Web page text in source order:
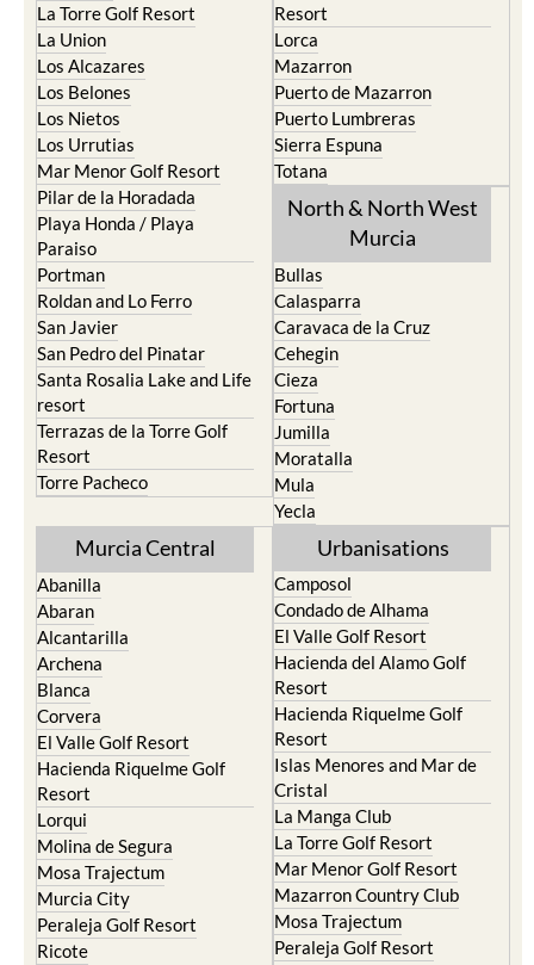
La Torre Golf Resort
La Union
Los Alcazares
Los Belones
Los Nietos
Los Urrutias
Mar Menor Golf Resort
Pilar de la Horadada
Playa Honda / Playa
Paraiso
Portman
Roldan and Lo Ferro
San Javier
San Pedro del Pinatar
Santa Rosalia Lake and Life
resort
Terrazas de la Torre Golf
Resort
Torre Pacheco
Resort
Lorca
Mazarron
Puerto de Mazarron
Puerto Lumbreras
Sierra Espuna
Totana
North & North West
Murcia
Bullas
Calasparra
Caravaca de la Cruz
Cehegin
Cieza
Fortuna
Jumilla
Moratalla
Mula
Yecla
Murcia Central
Abanilla
Abaran
Alcantarilla
Archena
Blanca
Corvera
El Valle Golf Resort
Hacienda Riquelme Golf
Resort
Lorqui
Molina de Segura
Mosa Trajectum
Murcia City
Peraleja Golf Resort
Ricote
Urbanisations
Camposol
Condado de Alhama
El Valle Golf Resort
Hacienda del Alamo Golf
Resort
Hacienda Riquelme Golf
Resort
Islas Menores and Mar de
Cristal
La Manga Club
La Torre Golf Resort
Mar Menor Golf Resort
Mazarron Country Club
Mosa Trajectum
Peraleja Golf Resort